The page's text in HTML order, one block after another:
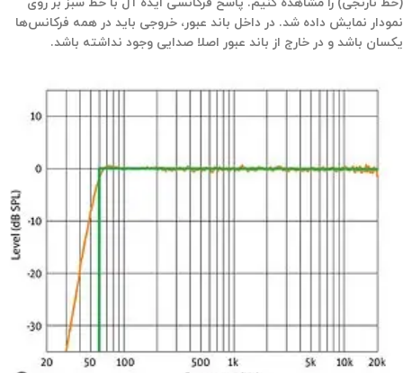
(خط نارنجی) را مشاهده کنیم. پاسخ فرکانسی ایده آل با خط سبز بر روی
نمودار نمایش داده شد. در داخل باند عبور، خروجی باید در همه فرکانس‌ها
یکسان باشد و در خارج از باند عبور اصلا صدایی وجود نداشته باشد.